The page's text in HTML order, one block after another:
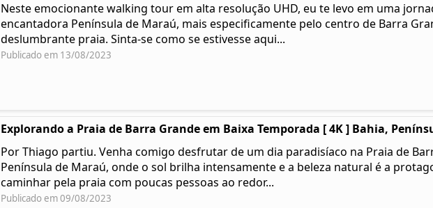
Neste emocionante walking tour em alta resolução UHD, eu te levo em uma
encantadora Península de Maraú, mais especificamente pelo centro de Barra
deslumbrante praia. Sinta-se como se estivesse aqui...
Publicado em 13/08/2023
Explorando a Praia de Barra Grande em Baixa Temporada [ 4K ] Bahia,
Por Thiago partiu. Venha comigo desfrutar de um dia paradisíaco na Praia de
Península de Maraú, onde o sol brilha intensamente e a beleza natural é a
caminhar pela praia com poucas pessoas ao redor...
Publicado em 09/08/2023